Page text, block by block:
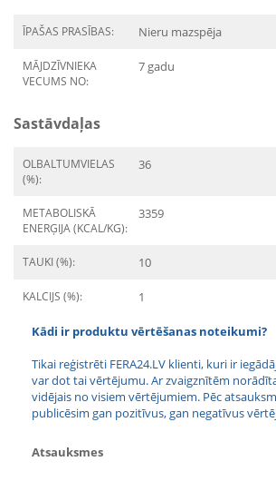
ĪPAŠAS PRASĪBAS: Nieru mazspēja
MĀJDZĪVNIEKA
VECUMS NO:
7 gadu
Sastāvdaļas
OLBALTUMVIELAS
(%):
36
METABOLISKĀ
ENERĢIJA (KCAL/KG):
3359
TAUKI (%): 10
KALCIJS (%): 1
Kādi ir produktu vērtēšanas noteikumi?
Tikai reģistrēti FERA24.LV klienti, kuri ir
var dot tai vērtējumu. Ar zvaigznītēm
vidējais no visiem vērtējumiem. Pēc
publicēsim gan pozitīvus, gan negatīvus
Atsauksmes